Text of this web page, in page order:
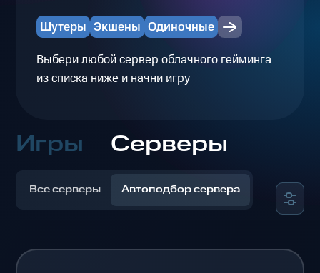
Шутеры Экшены Одиночные
Выбери любой сервер облачного гейминга
из списка ниже и начни игру
Игры Серверы
Все серверы Автоподбор сервера